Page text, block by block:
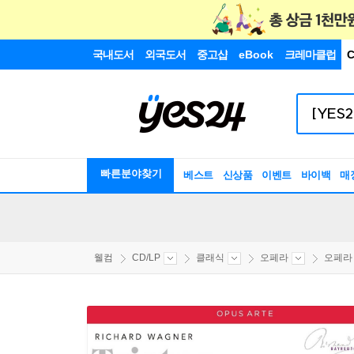
국내도서 외국도서 중고샵 eBook 크레마클럽
빠른분야찾기 베스트 신상품 이벤트 바이백 매
웰컴 CD/LP 클래식 오페라 오페